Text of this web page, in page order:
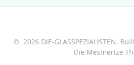
© 2026 DIE-GLASSPEZIALISTEN.
the Mesmerize